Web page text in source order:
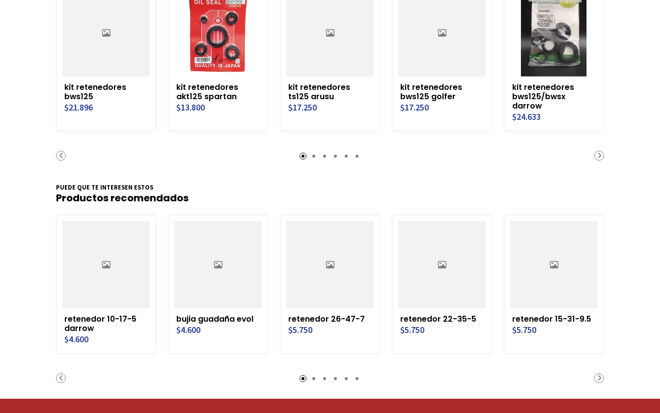
kit retenedores
bws125
$21.896
kit retenedores
akt125 spartan
$13.800
kit retenedores
ts125 arusu
$17.250
kit retenedores
bws125 golfer
$17.250
kit retenedores
bws125/bwsx
darrow
$24.633
PUEDE QUE TE INTERESEN ESTOS
Productos recomendados
retenedor 10-17-5
darrow
$4.600
bujia guadaña evol
$4.600
retenedor 26-47-7
$5.750
retenedor 22-35-5
$5.750
retenedor 15-31-9.5
$5.750